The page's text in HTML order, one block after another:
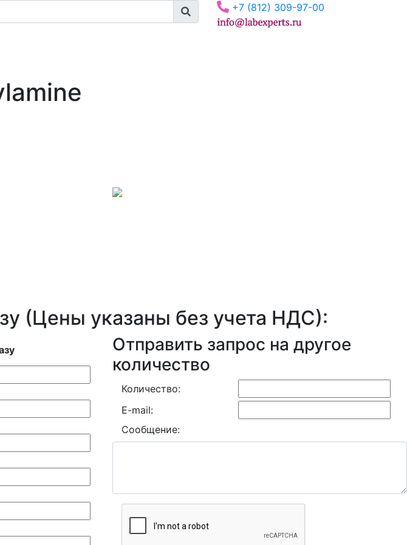
+7 (812) 309-97-00
(Цены указаны без учета НДС):
Отправить запрос на другое
количество
Количество:
E-mail:
Сообщение: